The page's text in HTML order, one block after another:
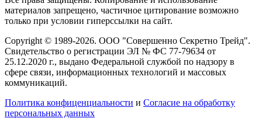
материалов запрещено, частичное цитирование возможно
только при условии гиперссылки на сайт.
Copyright © 1989-2026. ООО "Совершенно Секретно Трейд".
Свидетельство о регистрации ЭЛ № ФС 77-79634 от
25.12.2020 г., выдано Федеральной службой по надзору в
сфере связи, информационных технологий и массовых
коммуникаций.
Политика конфиценциальности и Согласие на обработку
персональных данных